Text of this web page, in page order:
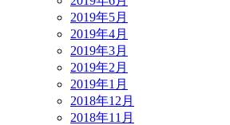
2019年5月
2019年4月
2019年3月
2019年2月
2019年1月
2018年12月
2018年11月